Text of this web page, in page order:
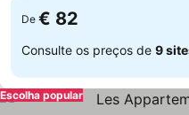
De € 82
Consulte os preços de 9
Escolha popular